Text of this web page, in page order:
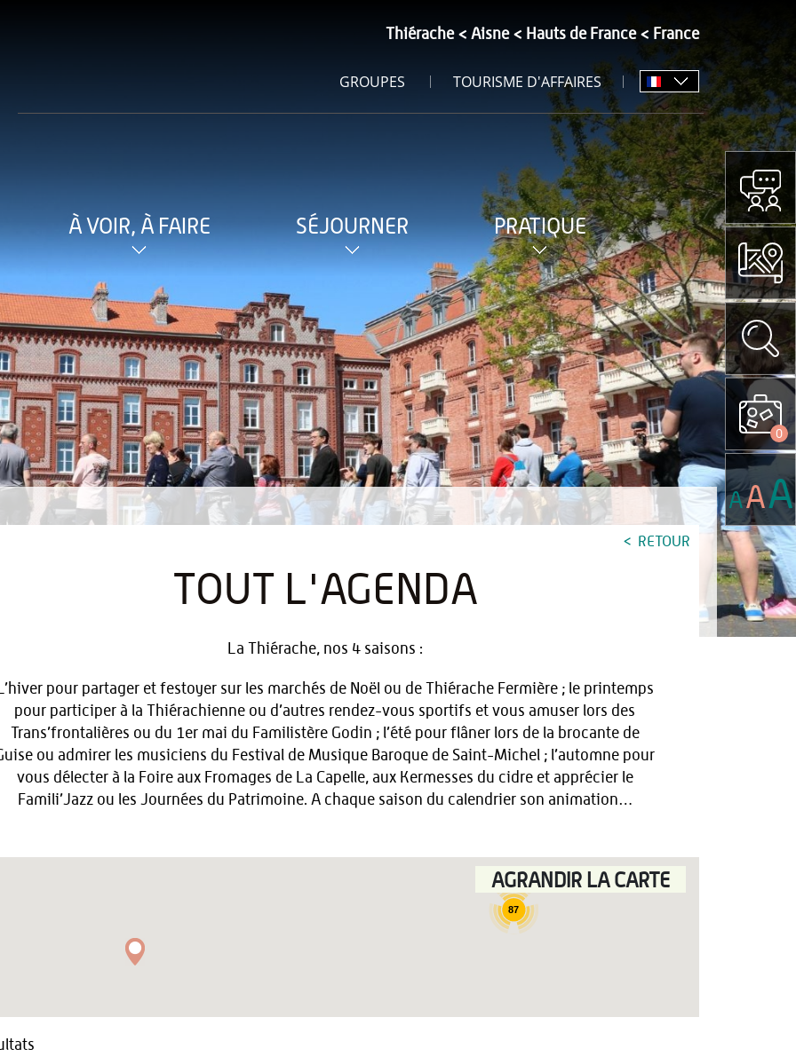
Thiérache Aisne Hauts de France France
GROUPES TOURISME D'AFFAIRES
À VOIR, À FAIRE SÉJOURNER PRATIQUE
RETOUR
TOUT L'AGENDA
La Thiérache, nos 4 saisons :
pour partager et festoyer sur les marchés de Noël ou de Thiérache Fermière ; le printemps
pour participer à la Thiérachienne ou d’autres rendez-vous sportifs et vous amuser lors des
Trans’frontalières ou du 1er mai du Familistère Godin ; l’été pour flâner lors de la brocante de
ou admirer les musiciens du Festival de Musique Baroque de Saint-Michel ; l’automne pour
vous délecter à la Foire aux Fromages de La Capelle, aux Kermesses du cidre et apprécier le
Famili’Jazz ou les Journées du Patrimoine. A chaque saison du calendrier son animation…
87
AGRANDIR LA CARTE
0
AAA